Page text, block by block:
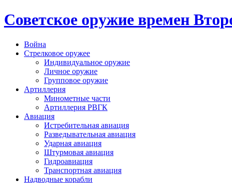
Cоветское оружие времен
Война
Стрелковое оружее
Индивидуальное оружие
Личное оружие
Групповое оружие
Артиллерия
Минометные части
Артиллерия РВГК
Авиация
Истребительная авиация
Разведывательная авиация
Ударная авиация
Штурмовая авиация
Гидроавиация
Транспортная авиация
Надводные корабли